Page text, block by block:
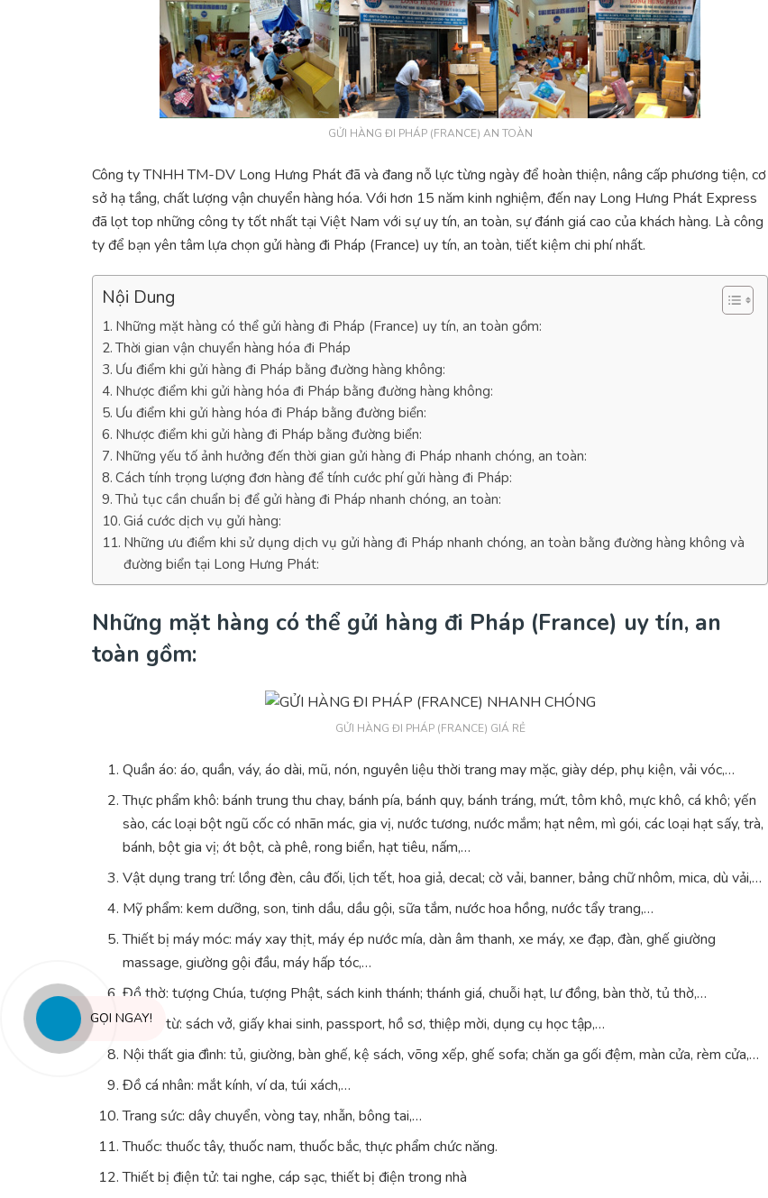
GỬI HÀNG ĐI PHÁP (FRANCE) AN TOÀN
Công ty TNHH TM-DV Long Hưng Phát đã và đang nỗ lực từng ngày để hoàn thiện, nâng cấp phương tiện, cơ
sở hạ tầng, chất lượng vận chuyển hàng hóa. Với hơn 15 năm kinh nghiệm, đến nay Long Hưng Phát Express
đã lọt top những công ty tốt nhất tại Việt Nam với sự uy tín, an toàn, sự đánh giá cao của khách hàng. Là công
ty để bạn yên tâm lựa chọn gửi hàng đi Pháp (France) uy tín, an toàn, tiết kiệm chi phí nhất.
Nội Dung
Những mặt hàng có thể gửi hàng đi Pháp (France) uy tín, an toàn gồm:
Thời gian vận chuyển hàng hóa đi Pháp
Ưu điểm khi gửi hàng đi Pháp bằng đường hàng không:
Nhược điểm khi gửi hàng hóa đi Pháp bằng đường hàng không:
Ưu điểm khi gửi hàng hóa đi Pháp bằng đường biển:
Nhược điểm khi gửi hàng đi Pháp bằng đường biển:
Những yếu tố ảnh hưởng đến thời gian gửi hàng đi Pháp nhanh chóng, an toàn:
Cách tính trọng lượng đơn hàng để tính cước phí gửi hàng đi Pháp:
Thủ tục cần chuẩn bị để gửi hàng đi Pháp nhanh chóng, an toàn:
Giá cước dịch vụ gửi hàng:
Những ưu điểm khi sử dụng dịch vụ gửi hàng đi Pháp nhanh chóng, an toàn bằng đường hàng không và
đường biển tại Long Hưng Phát:
Những mặt hàng có thể gửi hàng đi Pháp (France) uy tín, an
toàn gồm:
GỬI HÀNG ĐI PHÁP (FRANCE) GIÁ RẺ
Quần áo: áo, quần, váy, áo dài, mũ, nón, nguyên liệu thời trang may mặc, giày dép, phụ kiện, vải vóc,…
Thực phẩm khô: bánh trung thu chay, bánh pía, bánh quy, bánh tráng, mứt, tôm khô, mực khô, cá khô; yến
sào, các loại bột ngũ cốc có nhãn mác, gia vị, nước tương, nước mắm; hạt nêm, mì gói, các loại hạt sấy, trà,
bánh, bột gia vị; ớt bột, cà phê, rong biển, hạt tiêu, nấm,…
Vật dụng trang trí: lồng đèn, câu đối, lịch tết, hoa giả, decal; cờ vải, banner, bảng chữ nhôm, mica, dù vải,…
Mỹ phẩm: kem dưỡng, son, tinh dầu, dầu gội, sữa tắm, nước hoa hồng, nước tẩy trang,…
Thiết bị máy móc: máy xay thịt, máy ép nước mía, dàn âm thanh, xe máy, xe đạp, đàn, ghế giường
massage, giường gội đầu, máy hấp tóc,…
Đồ thờ: tượng Chúa, tượng Phật, sách kinh thánh; thánh giá, chuỗi hạt, lư đồng, bàn thờ, tủ thờ,…
Chứng từ: sách vở, giấy khai sinh, passport, hồ sơ, thiệp mời, dụng cụ học tập,…
Nội thất gia đình: tủ, giường, bàn ghế, kệ sách, võng xếp, ghế sofa; chăn ga gối đệm, màn cửa, rèm cửa,…
Đồ cá nhân: mắt kính, ví da, túi xách,…
Trang sức: dây chuyển, vòng tay, nhẫn, bông tai,…
Thuốc: thuốc tây, thuốc nam, thuốc bắc, thực phẩm chức năng.
Thiết bị điện tử: tai nghe, cáp sạc, thiết bị điện trong nhà
GỌI NGAY!